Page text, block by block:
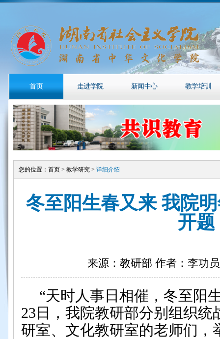
首页 走进学院 新闻中心 教学培训
您的位置： 首页> 教学研究> 详细介绍
冬至阳生春又来 我院
开题
来源：教研部 作者：李功
“天时人事日相催，冬至阳
23日，我院教研部分别组织统
研室、文化教研室的老师们，